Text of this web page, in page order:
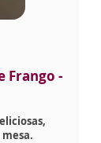
Frango -